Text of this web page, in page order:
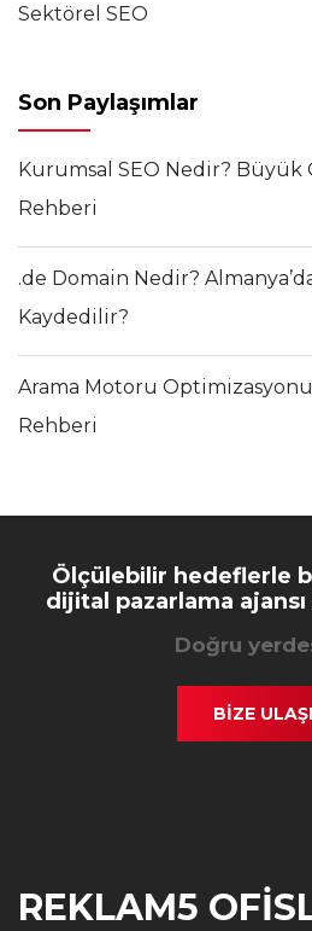
Sektörel SEO
Son Paylaşımlar
Kurumsal SEO Nedir? Büyük
Rehberi
.de Domain Nedir? Almanya’da
Kaydedilir?
Arama Motoru
Rehberi
Ölçülebilir hedeflerle
dijital pazarlama ajansı
Doğru
BİZE
REKLAM5